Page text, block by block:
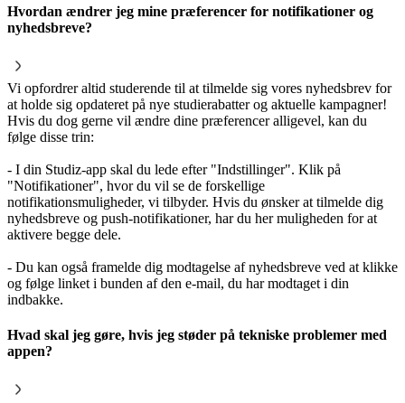
Hvordan ændrer jeg mine præferencer for notifikationer og
nyhedsbreve?
Vi opfordrer altid studerende til at tilmelde sig vores nyhedsbrev for
at holde sig opdateret på nye studierabatter og aktuelle kampagner!
Hvis du dog gerne vil ændre dine præferencer alligevel, kan du
følge disse trin:
- I din Studiz-app skal du lede efter "Indstillinger". Klik på
"Notifikationer", hvor du vil se de forskellige
notifikationsmuligheder, vi tilbyder. Hvis du ønsker at tilmelde dig
nyhedsbreve og push-notifikationer, har du her muligheden for at
aktivere begge dele.
- Du kan også framelde dig modtagelse af nyhedsbreve ved at klikke
og følge linket i bunden af den e-mail, du har modtaget i din
indbakke.
Hvad skal jeg gøre, hvis jeg støder på tekniske problemer med
appen?